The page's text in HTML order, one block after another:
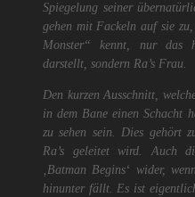
Spiegelung seiner
gehen mit Fackeln auf sie
Monster“ kennt, nur das
darstellt, sondern Ra’s Frau.
Den kurzen Ausschnitt,
in dem Bane einen Schacht
zu sehen sein. Dies gehört
Ra’s geleitet wird. Auch
‚Batman Begins‘ wider,
hinunter fällt. Es ist